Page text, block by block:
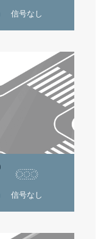
信号なし
信号なし